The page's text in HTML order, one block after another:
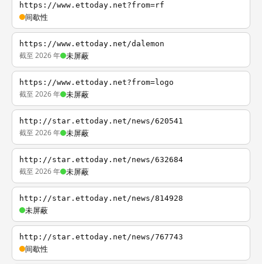
https://www.ettoday.net?from=rf
间歇性
https://www.ettoday.net/dalemon
截至 2026 年 未屏蔽
https://www.ettoday.net?from=logo
截至 2026 年 未屏蔽
http://star.ettoday.net/news/620541
截至 2026 年 未屏蔽
http://star.ettoday.net/news/632684
截至 2026 年 未屏蔽
http://star.ettoday.net/news/814928
未屏蔽
http://star.ettoday.net/news/767743
间歇性